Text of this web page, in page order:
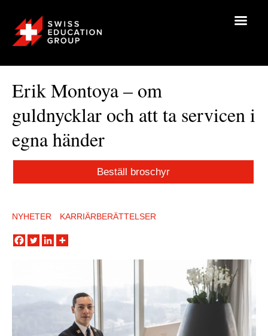
Erik Montoya – om
guldnycklar och att ta servicen i
egna händer
Beställ broschyr
NYHETER KARRIÄRBERÄTTELSER